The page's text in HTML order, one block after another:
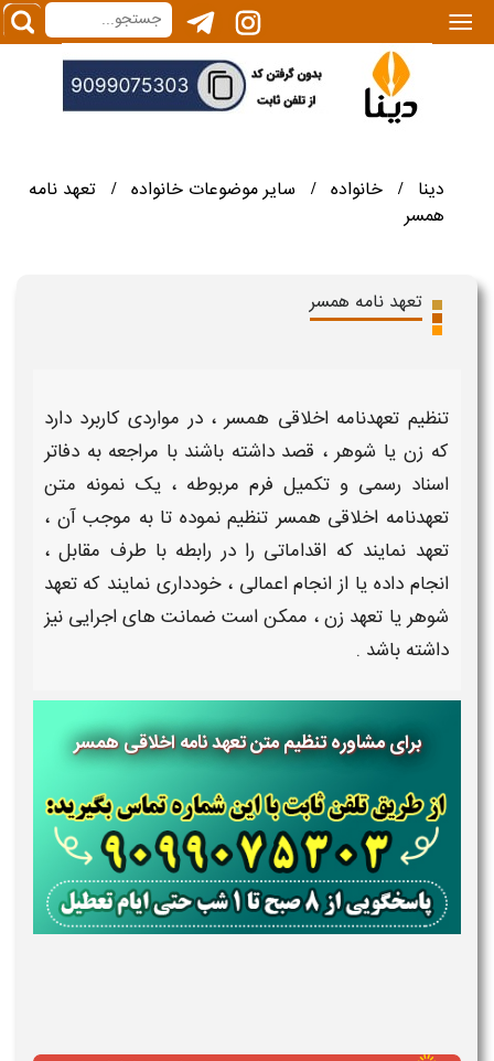
|||
دینا / خانواده / سایر موضوعات خانواده /
تعهد نامه
همسر
تعهد نامه همسر
تنظیم تعهدنامه اخلاقی همسر ، در مواردی کاربرد دارد
که زن یا شوهر ، قصد داشته باشند با مراجعه به دفاتر
اسناد رسمی و تکمیل فرم مربوطه ، یک نمونه متن
تعهدنامه اخلاقی همسر تنظیم نموده تا به موجب آن ،
تعهد نمایند که اقداماتی را در رابطه با طرف مقابل ،
انجام داده یا از انجام اعمالی ، خودداری نمایند که تعهد
شوهر یا تعهد زن، ممکن است ضمانت های اجرایی نیز
داشته باشد .
برای مشاوره تنظیم متن تعهد نامه اخلاقی همسر